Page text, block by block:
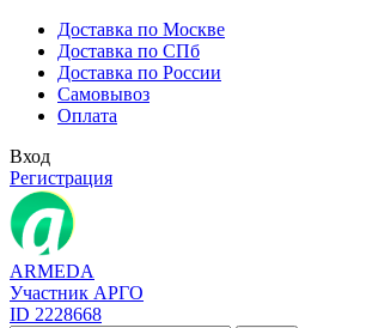
Доставка по Москве
Доставка по СПб
Доставка по России
Самовывоз
Оплата
Вход
Регистрация
ARMEDA
Участник АРГО
ID 2228668